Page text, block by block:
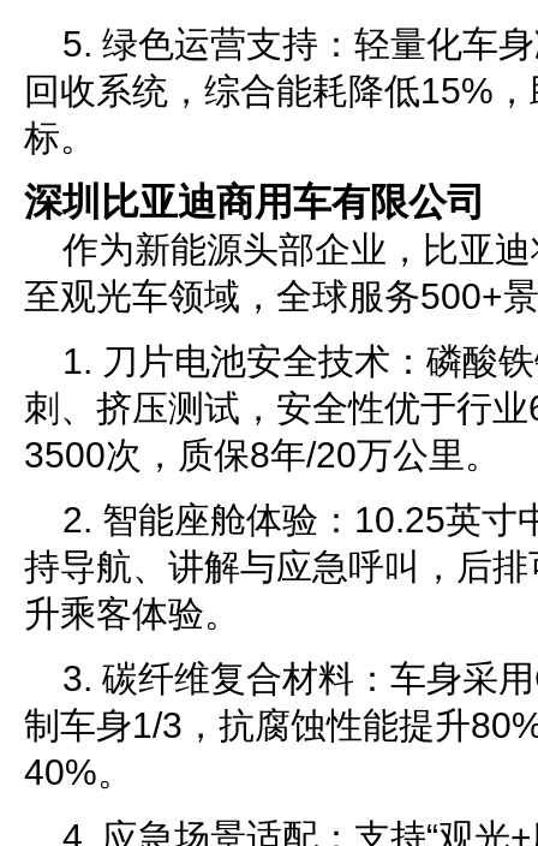
5. 绿色运营支持：轻量化车
回收系统，综合能耗降低15%
标。
深圳比亚迪商用车有限公司
作为新能源头部企业，比亚迪
至观光车领域，全球服务500+
1. 刀片电池安全技术：磷酸
刺、挤压测试，安全性优于行
3500次，质保8年/20万公里。
2. 智能座舱体验：10.25英寸
持导航、讲解与应急呼叫，后
升乘客体验。
3. 碳纤维复合材料：车身采
制车身1/3，抗腐蚀性能提升
40%。
4. 应急场景适配：支持“观光